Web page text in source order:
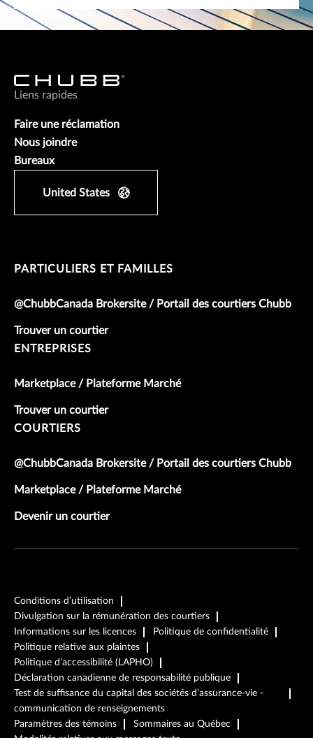
Liens rapides
Faire une réclamation
Nous joindre
Bureaux
United States
PARTICULIERS ET FAMILLES
@ChubbCanada Brokersite / Portail des courtiers Chubb
Trouver un courtier
ENTREPRISES
Marketplace / Plateforme Marché
Trouver un courtier
COURTIERS
@ChubbCanada Brokersite / Portail des courtiers Chubb
Marketplace / Plateforme Marché
Devenir un courtier
Conditions d’utilisation
Divulgation sur la rémunération des courtiers
Informations sur les licences
Politique de confidentialité
Politique relative aux plaintes
Politique d’accessibilité (LAPHO)
Déclaration canadienne de responsabilité publique
Test de suffisance du capital des sociétés d’assurance-vie -
communication de renseignements
Paramètres des témoins
Sommaires au Québec